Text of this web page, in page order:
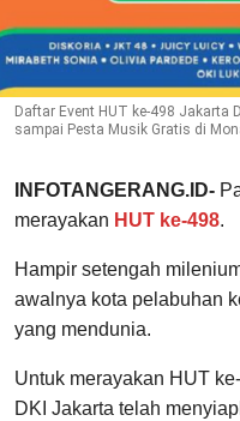
Daftar Event HUT ke-498 Jakarta
sampai Pesta Musik Gratis di
INFOTANGERANG.ID-
merayakan HUT ke-498.
Hampir setengah
awalnya kota pelabuhan
yang mendunia.
Untuk merayakan HUT
DKI Jakarta telah